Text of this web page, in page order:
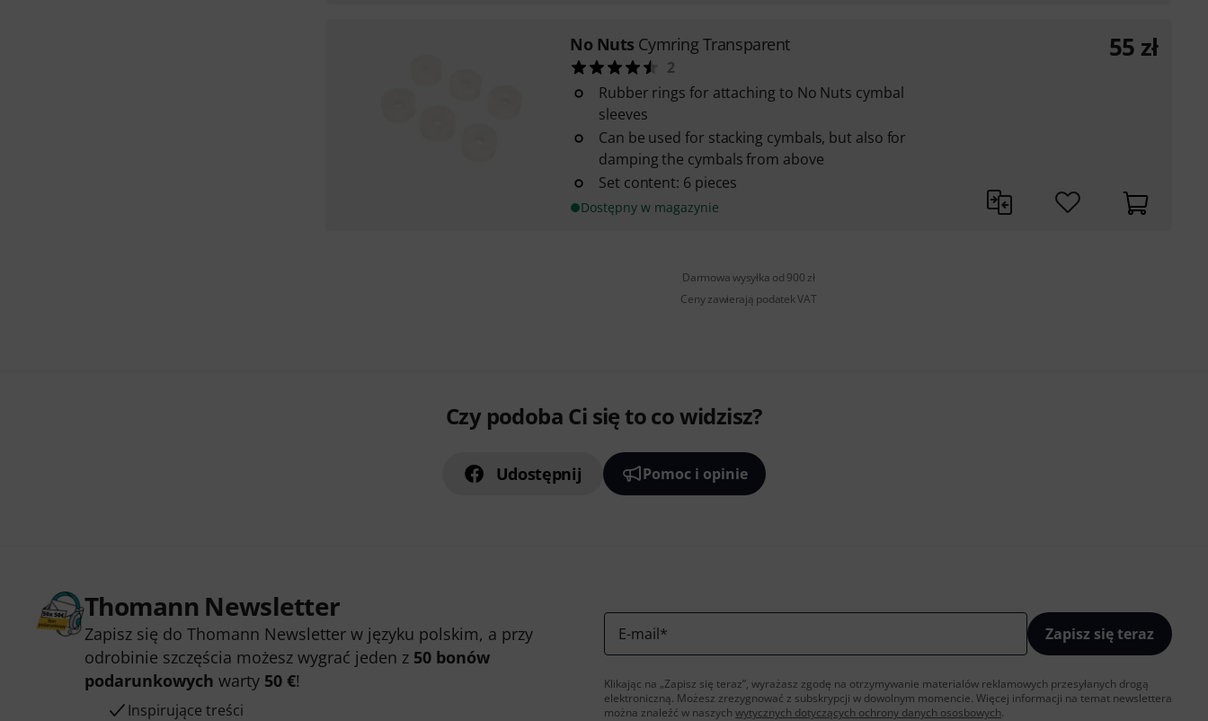
No Nuts Cymring Transparent
2
Rubber rings for attaching to No Nuts cymbal
sleeves
Can be used for stacking cymbals, but also for
damping the cymbals from above
Set content: 6 pieces
Dostępny w magazynie
55 zł
Darmowa wysyłka od 900 zł
Ceny zawierają podatek VAT
Czy podoba Ci się to co widzisz?
Udostępnij Pomoc i opinie
Thomann Newsletter
Zapisz się do Thomann Newsletter w języku polskim, a przy
odrobinie szczęścia możesz wygrać jeden z 50 bonów
podarunkowych warty 50 €!
Inspirujące treści
E-mail* Zapisz się teraz
Klikając na „Zapisz się teraz”, wyrażasz zgodę na otrzymywanie materialów reklamowych przesyłanych drogą
elektroniczną. Możesz zrezygnować z subskrypcji w dowolnym momencie. Więcej informacji na temat newslettera
można znaleźć w naszych wytycznych dotyczących ochrony danych ososbowych.